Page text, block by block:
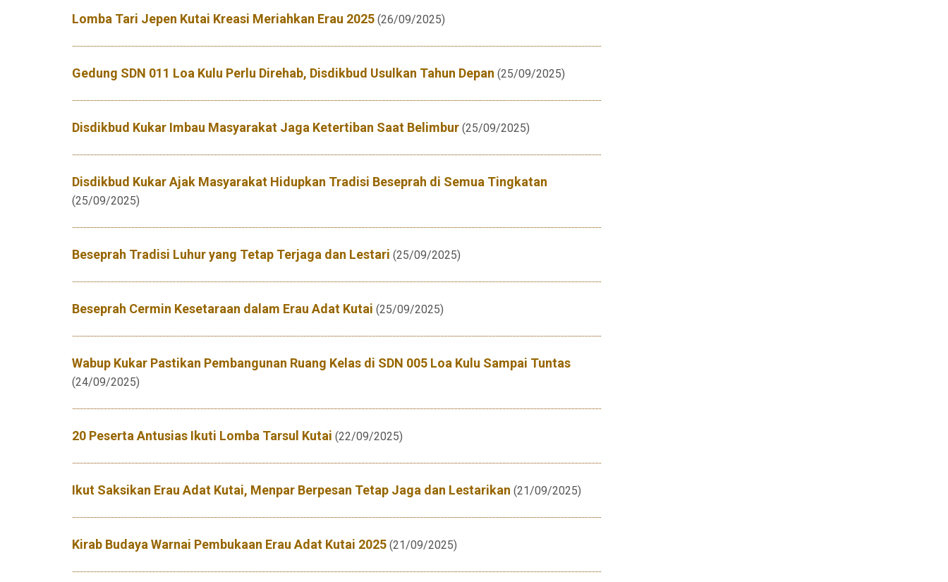
Lomba Tari Jepen Kutai Kreasi Meriahkan Erau 2025 (26/09/2025)
Gedung SDN 011 Loa Kulu Perlu Direhab, Disdikbud Usulkan Tahun Depan (25/09/2025)
Disdikbud Kukar Imbau Masyarakat Jaga Ketertiban Saat Belimbur (25/09/2025)
Disdikbud Kukar Ajak Masyarakat Hidupkan Tradisi Beseprah di Semua Tingkatan
(25/09/2025)
Beseprah Tradisi Luhur yang Tetap Terjaga dan Lestari (25/09/2025)
Beseprah Cermin Kesetaraan dalam Erau Adat Kutai (25/09/2025)
Wabup Kukar Pastikan Pembangunan Ruang Kelas di SDN 005 Loa Kulu Sampai Tuntas
(24/09/2025)
20 Peserta Antusias Ikuti Lomba Tarsul Kutai (22/09/2025)
Ikut Saksikan Erau Adat Kutai, Menpar Berpesan Tetap Jaga dan Lestarikan (21/09/2025)
Kirab Budaya Warnai Pembukaan Erau Adat Kutai 2025 (21/09/2025)